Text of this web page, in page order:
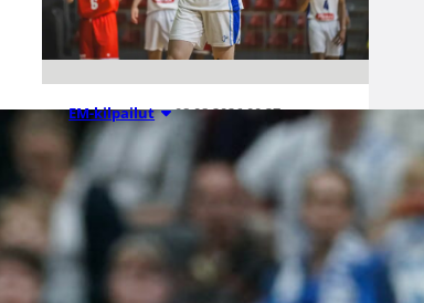
EM-kilpailut 08.08.2026 00:37
Suomen 16-
vuotiaat pojat